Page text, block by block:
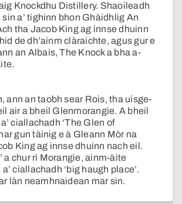
Knockdhu Distillery. Shaoileadh
a’ tighinn bhon Ghàidhlig An
tha Jacob King ag innse dhuinn
de dh’ainm clàraichte, agus gur e
an Albais, The Knock a bha a-
ann an taobh sear Rois, tha uisge-
air a bheil Glenmorangie. A bheil
ciallachadh ‘The Glen of
gun tàinig e à Gleann Mòr na
King ag innse dhuinn nach eil.
a chur ri Morangie, ainm-àite
ciallachadh ‘big haugh place’.
làn neamhnaidean mar sin.